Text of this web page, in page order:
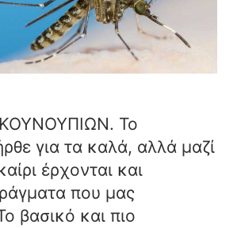
Το
για τα καλά, αλλά μαζί
έρχονται και
που μας
βασικό και πιο